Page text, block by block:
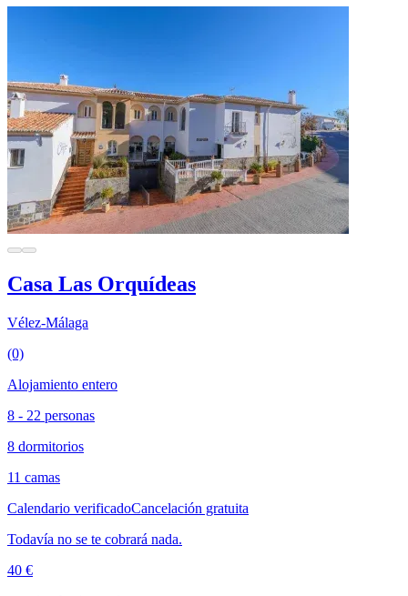
Casa Las Orquídeas
Vélez-Málaga
(0)
Alojamiento entero
8 - 22 personas
8 dormitorios
11 camas
Calendario verificadoCancelación gratuita
Todavía no se te cobrará nada.
40 €